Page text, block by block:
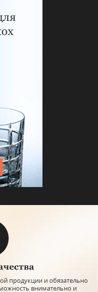
продукции и обязательно
внимательно и